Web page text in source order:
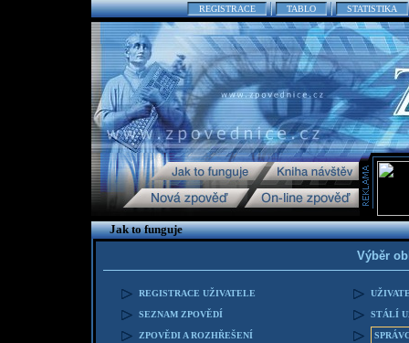
REGISTRACE TABLO STATISTIKA
Jak to funguje
Výběr
REGISTRACE UŽIVATELE
SEZNAM ZPOVĚDÍ
ZPOVĚDI A ROZHŘEŠENÍ
STÁLÍ